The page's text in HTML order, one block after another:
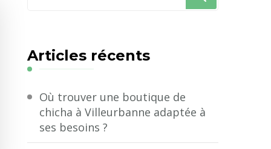
?
Articles récents
Où trouver une boutique de
chicha à Villeurbanne adaptée à
ses besoins ?